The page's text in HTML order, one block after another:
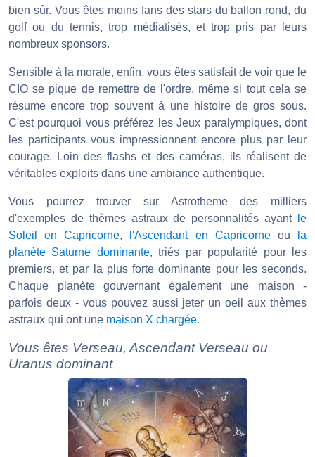
bien sûr. Vous êtes moins fans des stars du ballon rond, du
golf ou du tennis, trop médiatisés, et trop pris par leurs
nombreux sponsors.
Sensible à la morale, enfin, vous êtes satisfait de voir que le
CIO se pique de remettre de l'ordre, même si tout cela se
résume encore trop souvent à une histoire de gros sous.
C'est pourquoi vous préférez les Jeux paralympiques, dont
les participants vous impressionnent encore plus par leur
courage. Loin des flashs et des caméras, ils réalisent de
véritables exploits dans une ambiance authentique.
Vous pourrez trouver sur Astrotheme des milliers
d'exemples de thèmes astraux de personnalités ayant
le
Soleil en Capricorne, l'Ascendant en Capricorneou
la
planète Saturne dominante, triés par popularité pour les
premiers, et par la plus forte dominante pour les seconds.
Chaque planète gouvernant également une maison -
parfois deux - vous pouvez aussi jeter un oeil aux thèmes
astraux qui ont une maison X chargée.
Vous êtes Verseau, Ascendant Verseau ou
Uranus dominant